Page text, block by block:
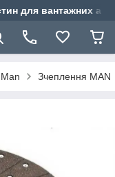
для вантажних
Зчеплення MAN